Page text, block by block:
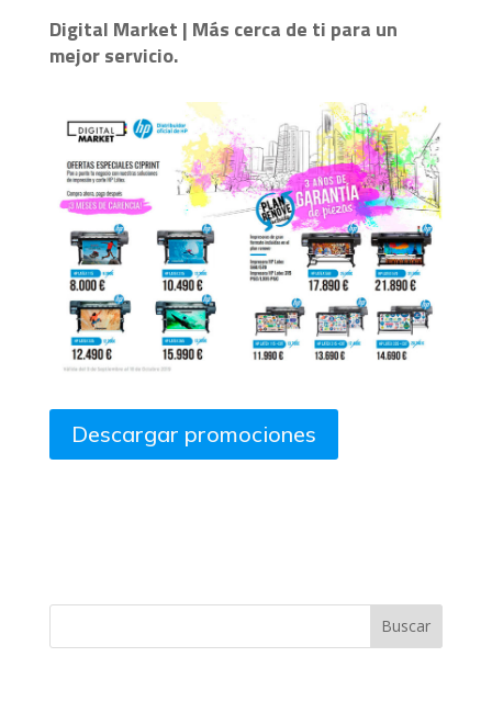
Digital Market | Más cerca de ti para un
mejor servicio.
Descargar promociones